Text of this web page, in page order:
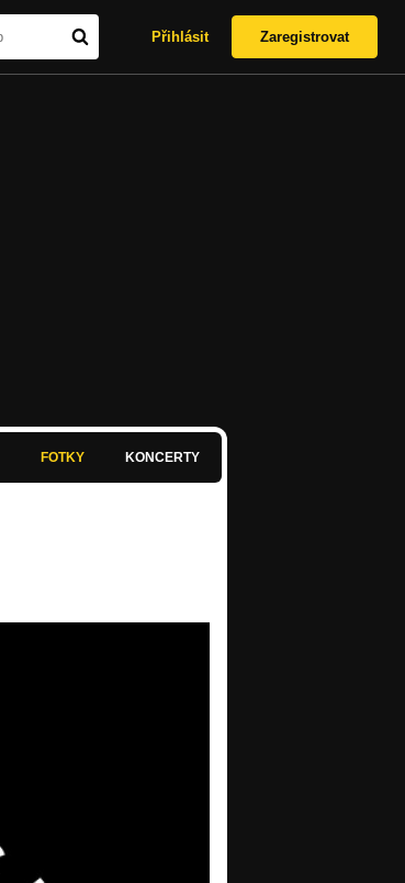
Přihlásit Zaregistrovat
FOTKY KONCERTY